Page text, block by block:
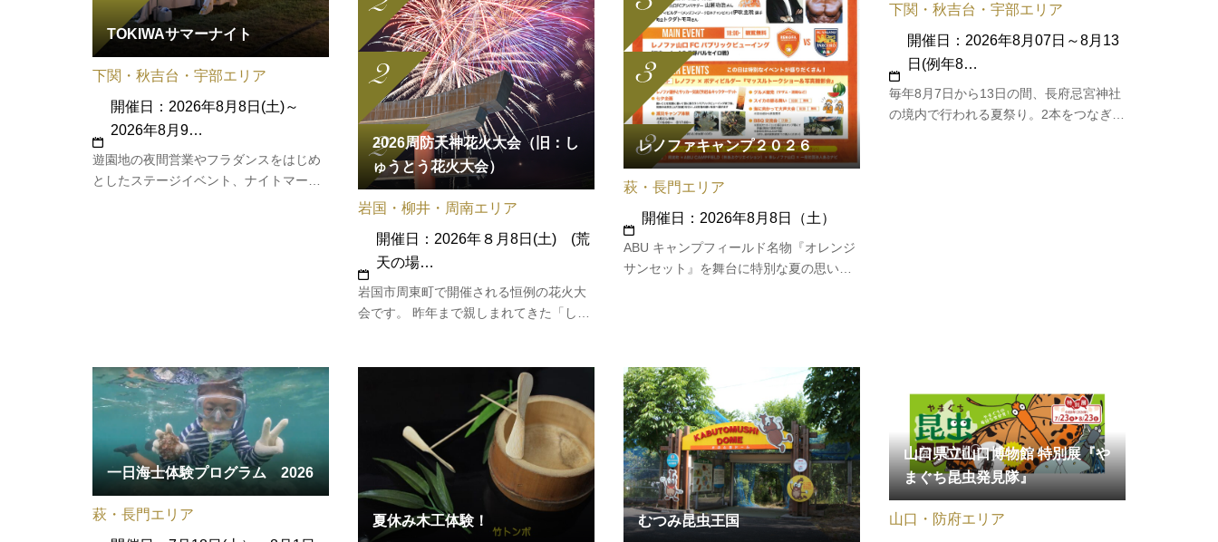
TOKIWAサマーナイト
遊園地の夜間営業やフラダンスをはじめ
としたステージイベント、ナイトマーケ
下関・秋吉台・宇部エリア
開催日：2026年8月8日(土)～
2026年8月9…
2026周防天神花火大会（旧：し
ゅうとう花火大会）
岩国市周東町で開催される恒例の花火大
会です。 昨年まで親しまれてきた「しゅ
新たに開催します。 島田川河畔・天神橋
周辺を会場に、8,888発の花火が夏の夜空
岩国・柳井・周南エリア
開催日：2026年８月8日(土) (荒
天の場…
レノファキャンプ２０２６
ABU キャンプフィールド名物『オレンジ
サンセット』を舞台に特別な夏の思い出
ABU キャンプフィールド（山口県…
萩・長門エリア
開催日：2026年8月8日（土）
毎年8月7日から13日の間、長府忌宮神社
の境内で行われる夏祭り。2本をつなぎ合
下関・秋吉台・宇部エリア
開催日：2026年8月07日～8月13
日(例年8…
一日海士体験プログラム 2026
萩・長門エリア
夏休み木工体験！ むつみ昆虫王国
山口県立山口博物館 特別展『や
まぐち昆虫発見隊』
山口・防府エリア